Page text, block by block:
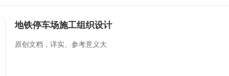
地铁停车场施工组织设计
原创文档，详实、参考意义大